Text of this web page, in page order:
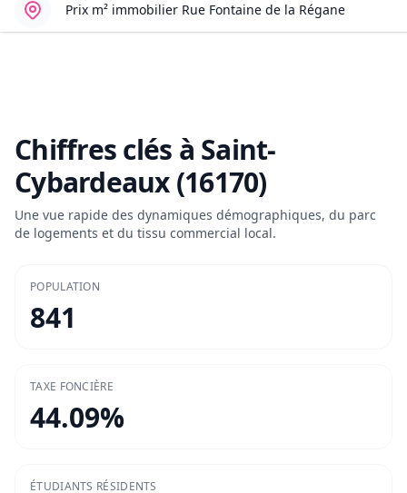
Prix m² immobilier Rue Fontaine de la Régane
Chiffres clés à Saint-
Cybardeaux (16170)
Une vue rapide des dynamiques démographiques, du parc
de logements et du tissu commercial local.
POPULATION
841
TAXE FONCIÈRE
44.09%
ÉTUDIANTS RÉSIDENTS